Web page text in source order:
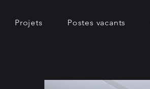
Projets Postes vacants